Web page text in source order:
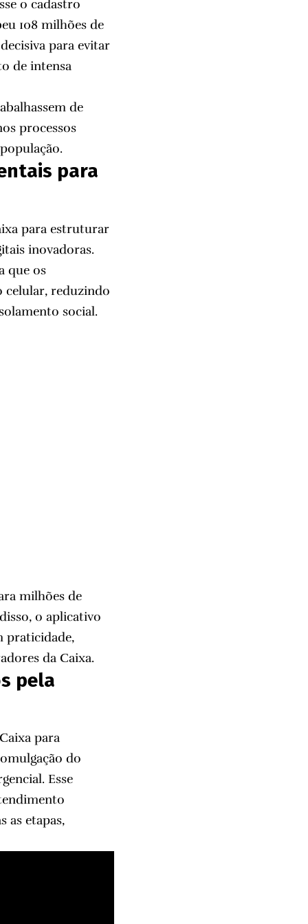
o cadastro
108 milhões de
para evitar
de intensa
de
processos
para
para estruturar
inovadoras.
que os
celular, reduzindo
social.
milhões de
o aplicativo
praticidade,
da Caixa.
pela
para
do
Esse
as etapas,